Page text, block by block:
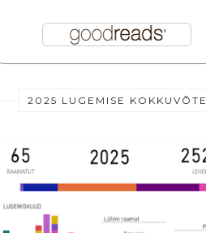
2025 LUGEMISE KOKKUVÕTE